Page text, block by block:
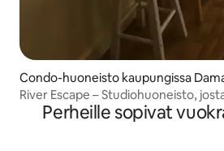
Condo-huoneisto kaupungissa
River Escape – Studiohuoneisto,
Perheille sopivat